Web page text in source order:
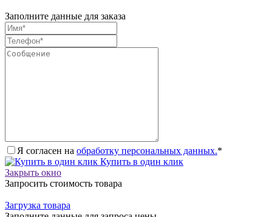
Заполните данные для заказа
Я согласен на обработку персональных данных.*
Купить в один клик
Закрыть окно
Запросить стоимость товара
Загрузка товара